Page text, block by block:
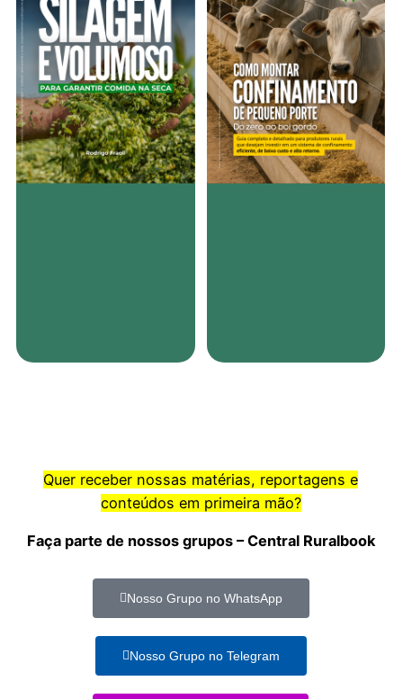
Quer receber nossas matérias, reportagens e
conteúdos em primeira mão?
Faça parte de nossos grupos – Central Ruralbook
Nosso Grupo no WhatsApp
Nosso Grupo no Telegram